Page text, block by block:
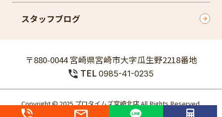
スタッフブログ
〒880-0044 宮崎県宮崎市大字瓜生野2218番地
TEL 0985-41-0235
Copyright © 2025 プロタイムズ宮崎北店 All Rights Reserved.
個人情報保護方針